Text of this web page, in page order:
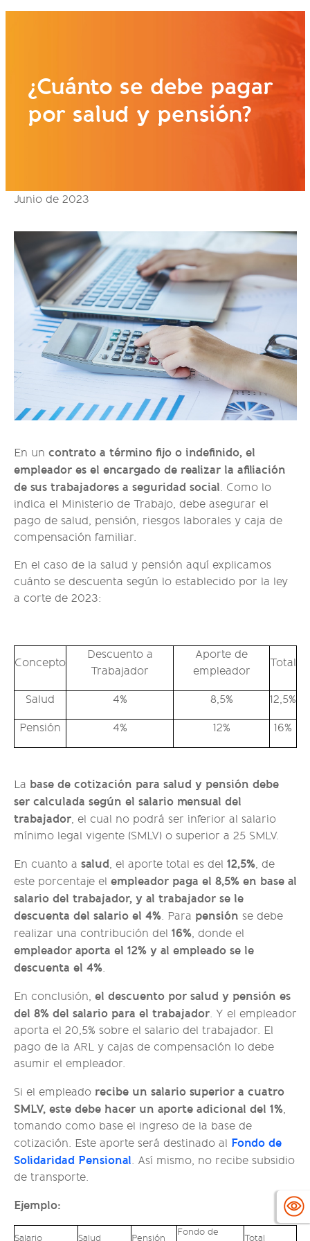
¿Cuánto se debe pagar
por salud y pensión?
Junio de 2023
En un contrato a término fijo o indefinido, el
empleador es el encargado de realizar la afiliación
de sus trabajadores a seguridad social. Como lo
indica el Ministerio de Trabajo, debe asegurar el
pago de salud, pensión, riesgos laborales y caja de
compensación familiar.
En el caso de la salud y pensión aquí explicamos
cuánto se descuenta según lo establecido por la ley
a corte de 2023:
Concepto
Descuento a
Trabajador
Aporte de
empleador
Total
Salud 4% 8,5% 12,5%
Pensión 4% 12% 16%
La base de cotización para salud y pensión debe
ser calculada según el salario mensual del
trabajador, el cual no podrá ser inferior al salario
mínimo legal vigente (SMLV) o superior a 25 SMLV.
En cuanto a salud, el aporte total es del 12,5%, de
este porcentaje el empleador paga el 8,5% en base al
salario del trabajador, y al trabajador se le
descuenta del salario el 4%. Para pensión se debe
realizar una contribución del 16%, donde el
empleador aporta el 12% y al empleado se le
descuenta el 4%.
En conclusión, el descuento por salud y pensión es
del 8% del salario para el trabajador. Y el empleador
aporta el 20,5% sobre el salario del trabajador. El
pago de la ARL y cajas de compensación lo debe
asumir el empleador.
Si el empleado recibe un salario superior a cuatro
SMLV, este debe hacer un aporte adicional del 1%,
tomando como base el ingreso de la base de
cotización. Este aporte será destinado al Fondo de
Solidaridad Pensional. Así mismo, no recibe subsidio
de transporte.
Ejemplo:
Salario Salud Pensión
Fondo de
Total